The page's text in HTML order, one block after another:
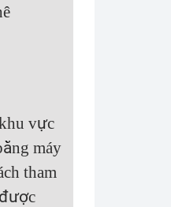
vực
máy
tham